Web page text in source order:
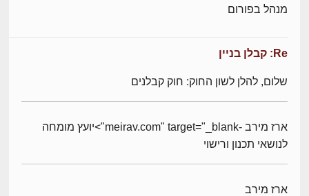
מנהל בפורום
Re: קבלן בניין
שלום, להלן לשון החוק: חוק קבלנים
ארז מירב -meirav.com" target="_blank">יועץ מומחה
לנושאי תכנון ורישוי
ארז מירב